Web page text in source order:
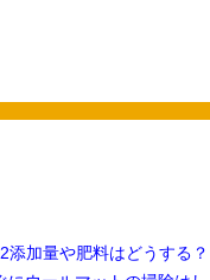
添加量や肥料はどうする？